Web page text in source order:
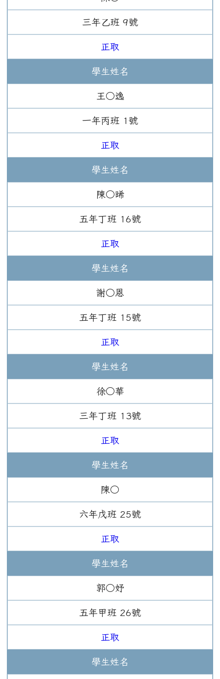
三年 乙班 9號
正取
學生姓名
王○逸
一年丙班 1 號
正取
學生姓名
陳○晞
五年丁班 16號
正取
學生姓名
謝○恩
五年丁班 15號
正取
學生姓名
徐○華
三年丁班 13號
正取
學生姓名
陳○
六年 戊班 25號
正取
學生姓名
郭○妤
五年 甲班 26號
正取
學生姓名